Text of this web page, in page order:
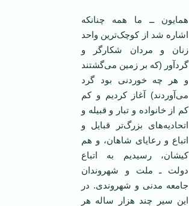
همایون ــ ما همه چنانکه
اشاره شد از کوچک‌ترین واحد
زنان و مردان شکارگر و
گردآور (که بر زمین می‌گشتند
و هر چه خوردنی بود گرد
می‌آوردند) آغاز کردیم و کم
کم از خانواده و تبار و قبیله و
اتحادیه‌های بزرگ‌تر قبایل و
اتباع و رعایای شاهان، و هم
کیشان، رسیدیم به اتباع
دولت ـ ملت و شهروندان
جامعه مدنی و شهروندی. در
این سیر چند هزار ساله ‌هر